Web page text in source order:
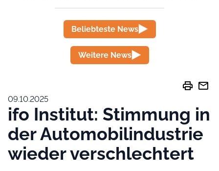
Beliebteste News
Weitere News
print mail
09.10.2025
ifo Institut: Stimmung in
der Automobilindustrie
wieder verschlechtert